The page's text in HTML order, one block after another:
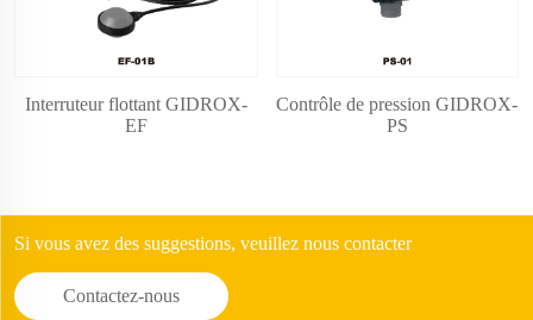
Interruteur flottant GIDROX-
EF
Contrôle de pression GIDROX-
PS
Si vous avez des suggestions, veuillez nous contacter
Contactez-nous